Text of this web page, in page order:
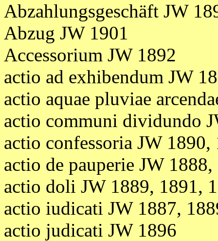
Abzahlungsgeschäft JW
Abzug JW 1901
Accessorium JW 1892
actio ad exhibendum JW
actio aquae pluviae
actio communi dividundo
actio confessoria JW 1890,
actio de pauperie JW
actio doli JW 1889, 1891,
actio iudicati JW 1887,
actio judicati JW 1896